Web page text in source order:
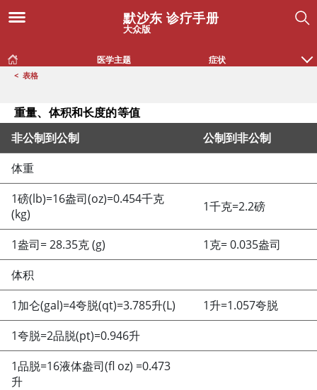
默沙东 诊疗手册
大众版
医学主题 症状
< 表格
重量、体积和长度的等值
重量、体积和长度的等值
非公制到公制
公制到非公制
体重
1磅(lb)=16盎司(oz)=0.454千克
(kg)
1千克=2.2磅
1盎司=28.35克 (g) 1克=0.035盎司
体积
1加仑(gal)=4夸脱(qt)=3.785升(L) 1升=1.057夸脱
1夸脱=2品脱(pt)=0.946升
1品脱=16液体盎司(fl oz) =0.473
升